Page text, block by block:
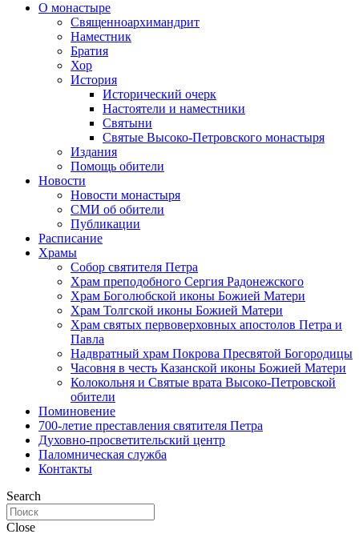
О монастыре
Священноархимандрит
Наместник
Братия
Хор
История
Исторический очерк
Настоятели и наместники
Святыни
Святые Высоко-Петровского монастыря
Издания
Помощь обители
Новости
Новости монастыря
СМИ об обители
Публикации
Расписание
Храмы
Собор святителя Петра
Храм преподобного Сергия Радонежского
Храм Боголюбской иконы Божией Матери
Храм Толгской иконы Божией Матери
Храм святых первоверховных апостолов Петра и
Павла
Надвратный храм Покрова Пресвятой Богородицы
Часовня в честь Казанской иконы Божией Матери
Колокольня и Святые врата Высоко-Петровской
обители
Поминовение
700-летие преставления святителя Петра
Духовно-просветительский центр
Паломническая служба
Контакты
Search
Close